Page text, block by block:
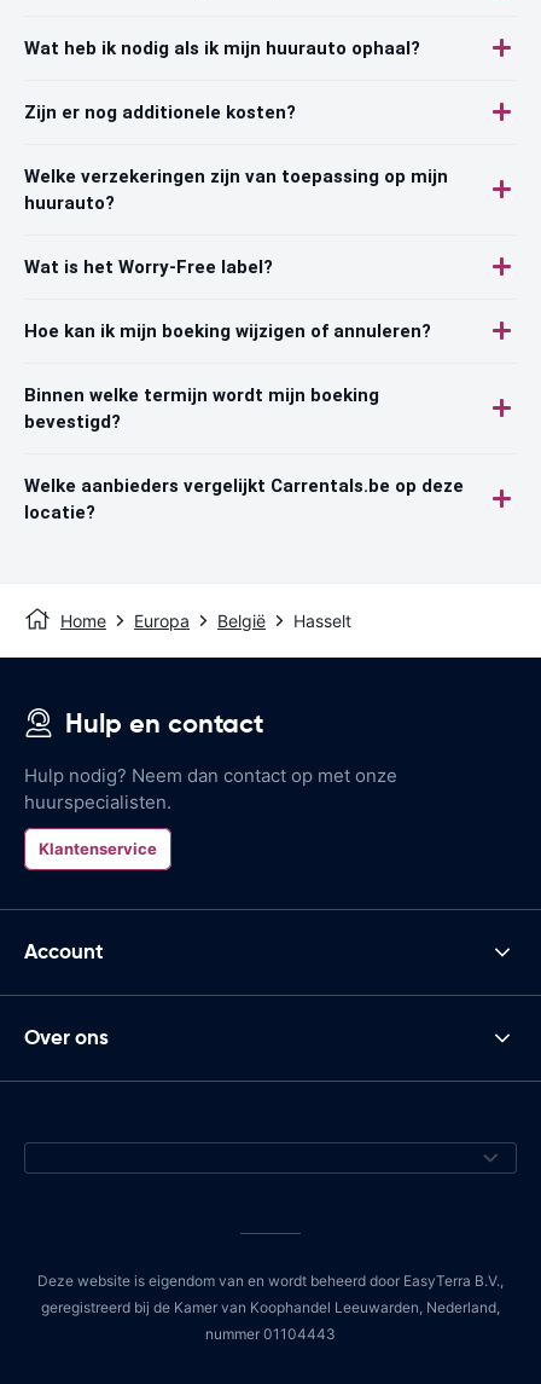
Wat heb ik nodig als ik mijn huurauto ophaal?
Zijn er nog additionele kosten?
Welke verzekeringen zijn van toepassing op mijn
huurauto?
Wat is het Worry-Free label?
Hoe kan ik mijn boeking wijzigen of annuleren?
Binnen welke termijn wordt mijn boeking
bevestigd?
Welke aanbieders vergelijkt Carrentals.be op deze
locatie?
Home Europa België Hasselt
Hulp en contact
Hulp nodig? Neem dan contact op met onze
huurspecialisten.
Klantenservice
Account
Over ons
Deze website is eigendom van en wordt beheerd door EasyTerra B.V.,
geregistreerd bij de Kamer van Koophandel Leeuwarden, Nederland,
nummer 01104443